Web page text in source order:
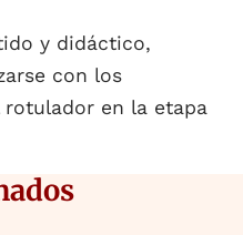
y didáctico,
con los
en la etapa